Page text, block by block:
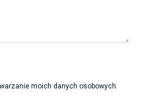
moich danych osobowych